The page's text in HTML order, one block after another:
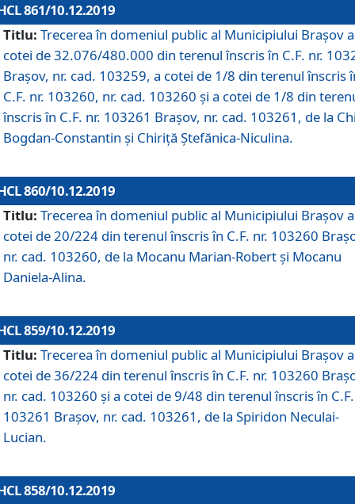
861/10.12.2019
Titlu: Trecerea în domeniul public al Municipiului Braşov a
cotei de 32.076/480.000 din terenul înscris în C.F. nr.
Brașov, nr. cad. 103259, a cotei de 1/8 din terenul înscris
C.F. nr. 103260, nr. cad. 103260 și a cotei de 1/8 din
înscris în C.F. nr. 103261 Brașov, nr. cad. 103261, de la
Bogdan-Constantin și Chiriță Ștefănica-Niculina.
860/10.12.2019
Titlu: Trecerea în domeniul public al Municipiului Braşov a
cotei de 20/224 din terenul înscris în C.F. nr. 103260
nr. cad. 103260, de la Mocanu Marian-Robert și Mocanu
Daniela-Alina.
859/10.12.2019
Titlu: Trecerea în domeniul public al Municipiului Braşov a
cotei de 36/224 din terenul înscris în C.F. nr. 103260
nr. cad. 103260 și a cotei de 9/48 din terenul înscris în
103261 Brașov, nr. cad. 103261, de la Spiridon Neculai-
Lucian.
858/10.12.2019